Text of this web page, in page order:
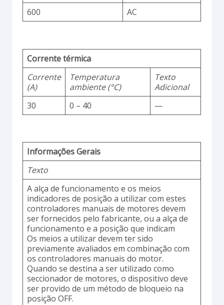
600
AC
Corrente térmica
Corrente
(A)
Temperatura
ambiente (°C)
Texto
Adicional
30
0 – 40 —
Informações Gerais
Texto
A alça de funcionamento e os meios
indicadores de posição a utilizar com estes
controladores manuais de motores devem
ser fornecidos pelo fabricante, ou a alça de
funcionamento e a posição que indicam
Os meios a utilizar devem ter sido
previamente avaliados em combinação com
os controladores manuais do motor.
Quando se destina a ser utilizado como
seccionador de motores, o dispositivo deve
ser provido de um método de bloqueio na
posição OFF.